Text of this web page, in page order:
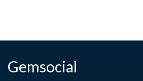
Gemsocial